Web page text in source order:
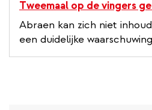
Tweemaal op de vingers
Abraen kan zich niet
een duidelijke